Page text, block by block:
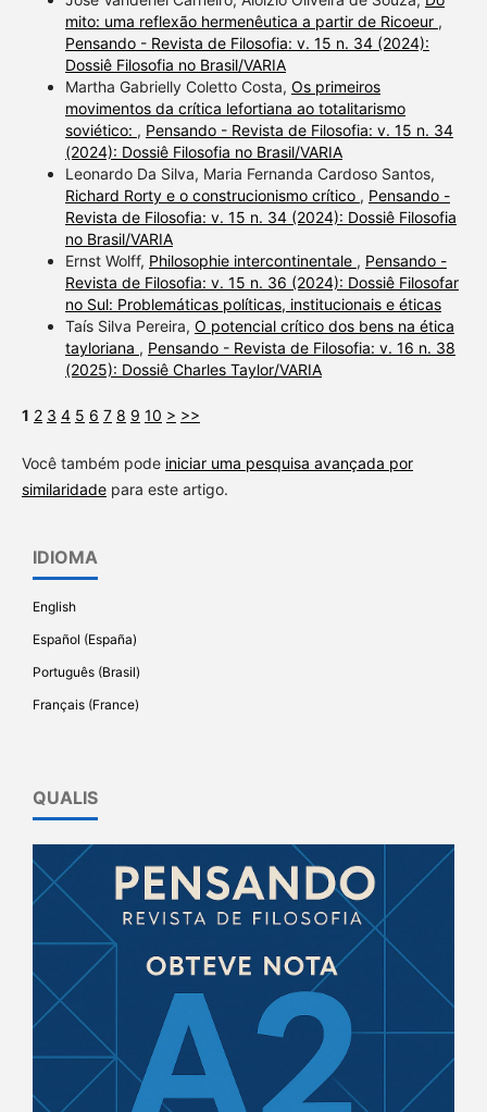
mito: uma reflexão hermenêutica a partir de Ricoeur ,
Pensando - Revista de Filosofia: v. 15 n. 34 (2024):
Dossiê Filosofia no Brasil/VARIA
Martha Gabrielly Coletto Costa, Os primeiros
movimentos da crítica lefortiana ao totalitarismo
soviético: , Pensando - Revista de Filosofia: v. 15 n. 34
(2024): Dossiê Filosofia no Brasil/VARIA
Leonardo Da Silva, Maria Fernanda Cardoso Santos,
Richard Rorty e o construcionismo crítico , Pensando -
Revista de Filosofia: v. 15 n. 34 (2024): Dossiê Filosofia
no Brasil/VARIA
Ernst Wolff, Philosophie intercontinentale , Pensando -
Revista de Filosofia: v. 15 n. 36 (2024): Dossiê Filosofar
no Sul: Problemáticas políticas, institucionais e éticas
Taís Silva Pereira, O potencial crítico dos bens na ética
tayloriana , Pensando - Revista de Filosofia: v. 16 n. 38
(2025): Dossiê Charles Taylor/VARIA
1 2 3 4 5 6 7 8 9 10 > >>
Você também pode iniciar uma pesquisa avançada por
similaridadepara este artigo.
IDIOMA
English
Español (España)
Português (Brasil)
Français (France)
QUALIS